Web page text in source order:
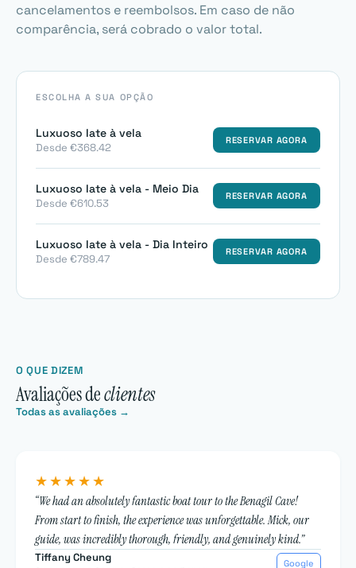
cancelamentos e reembolsos. Em caso de não
comparência, será cobrado o valor total.
ESCOLHA A SUA OPÇÃO
Luxuoso Iate à vela
Desde €368.42
RESERVAR AGORA
Luxuoso Iate à vela - Meio Dia
Desde €610.53
RESERVAR AGORA
Luxuoso Iate à vela - Dia Inteiro
Desde €789.47
RESERVAR AGORA
O QUE DIZEM
Avaliações declientes
Todas as avaliações →
★★★★★
“We had an absolutely fantastic boat tour to the Benagil Cave!
From start to finish, the experience was unforgettable. Mick, our
guide, was incredibly thorough, friendly, and genuinely kind.”
Tiffany Cheung Google